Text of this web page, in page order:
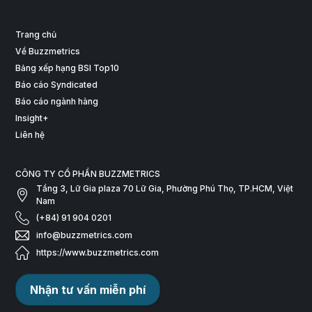
Trang chủ
Về Buzzmetrics
Bảng xếp hạng BSI Top10
Báo cáo Syndicated
Báo cáo ngành hàng
Insight+
Liên hệ
CÔNG TY CỔ PHẦN BUZZMETRICS
Tầng 3, Lữ Gia plaza 70 Lữ Gia, Phường Phú Thọ, TP.HCM, Việt
Nam
(+84) 91 904 0201
info@buzzmetrics.com
https://www.buzzmetrics.com
Nhận tư vấn miễn phí